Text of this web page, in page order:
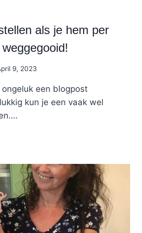
als je hem per
9, 2023
een blogpost
kun je een vaak wel